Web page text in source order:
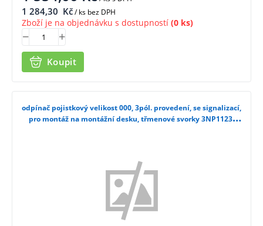
1 284,30 Kč/ ks bez DPH
Zboží je na objednávku s dostupností (0 ks)
Koupit
odpínač pojistkový velikost 000, 3pól. provedení, se signalizací,
pro montáž na montážní desku, třmenové svorky 3NP1123-